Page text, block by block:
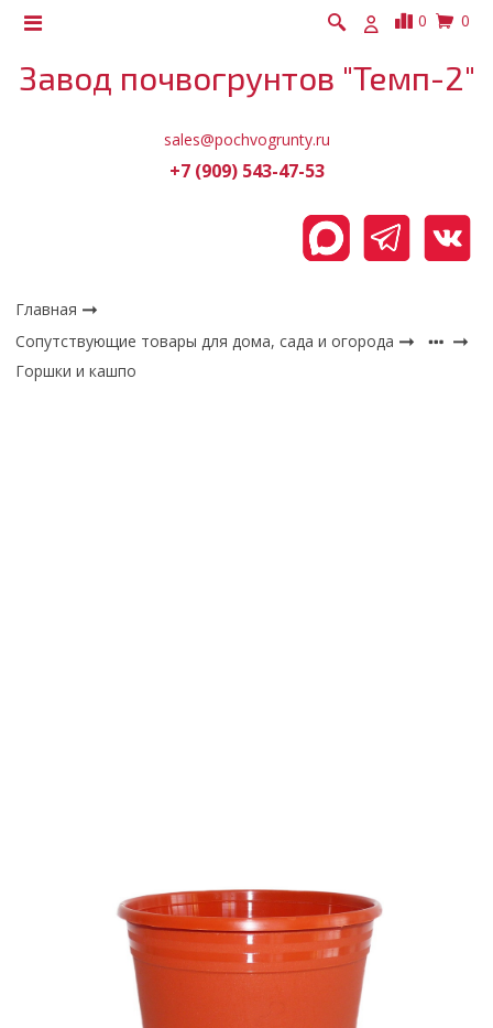
0 0
Завод почвогрунтов "Темп-2"
sales@pochvogrunty.ru
+7 (909) 543-47-53
Главная
Сопутствующие товары для дома, сада и огорода
Горшки и кашпо